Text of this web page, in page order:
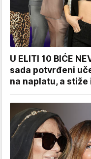
U ELITI 10 BIĆE
sada potvrđeni
na naplatu, a